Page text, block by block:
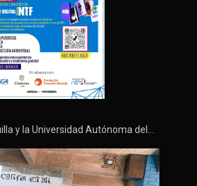
y la Universidad Autónoma del…